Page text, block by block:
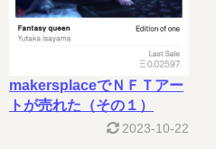
makersplaceでＮＦＴアー
トが売れた（その１）
2023-10-22